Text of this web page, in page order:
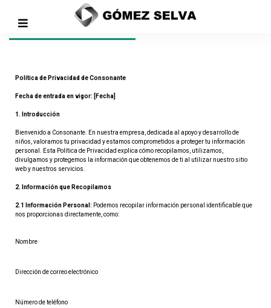
Política de privacidad
Política de Privacidad de Consonante
Fecha de entrada en vigor: [Fecha]
1. Introducción
Bienvenido a Consonante. En nuestra empresa, dedicada al apoyo y desarrollo de
niños, valoramos tu privacidad y estamos comprometidos a proteger tu información
personal. Esta Política de Privacidad explica cómo recopilamos, utilizamos,
divulgamos y protegemos la información que obtenemos de ti al utilizar nuestro sitio
web y nuestros servicios.
2. Información que Recopilamos
2.1 Información Personal: Podemos recopilar información personal identificable que
nos proporcionas directamente, como:
Nombre
Dirección de correo electrónico
Número de teléfono